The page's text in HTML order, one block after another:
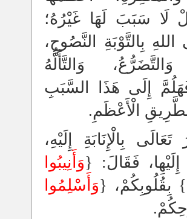
لَا سَبَبَ لَهَا غَيْرُهُ؛
اللهِ بِالتَّوْبَةِ النَّصُوحِ،
وَالتَّضَرُّعُ، وَالتَّأَلُّهُ
فَهَلُمَّ إِلَى هَذَا السَّبَبِ
الْأَعْظَمِ.
بِالْإِنَابَةِ إِلَيْهِ،
إِلَيْهِا، فَقَالَ: {وَأَنِيبُوا
} بِقُلُوبِكُمْ، {وَأَسْلِمُوا